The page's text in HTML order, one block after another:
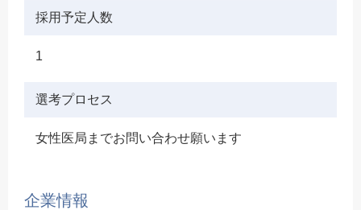
採用予定人数
1
選考プロセス
女性医局までお問い合わせ願います
企業情報